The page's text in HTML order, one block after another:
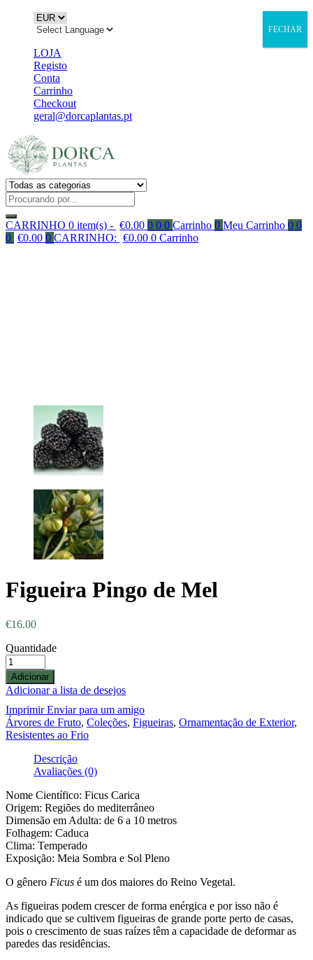
LOJA
Registo
Conta
Carrinho
Checkout
geral@dorcaplantas.pt
CARRINHO 0 item(s) - €0.00 0 0 0 Carrinho 0 Meu Carrinho 0 0
0 €0.00 0 CARRINHO: €0.00 0 Carrinho
Figueira Pingo de Mel
€16.00
Quantidade
Adicionar
Adicionar a lista de desejos
ImprimirEnviar para um amigo
Árvores de Fruto, Coleções, Figueiras, Ornamentação de Exterior,
Resistentes ao Frio
Descrição
Avaliações (0)
Nome Científico: Ficus Carica
Origem: Regiões do mediterrâneo
Dimensão em Adulta: de 6 a 10 metros
Folhagem: Caduca
Clima: Temperado
Exposição: Meia Sombra e Sol Pleno
O gênero Ficus é um dos maiores do Reino Vegetal.
As figueiras podem crescer de forma enérgica e por isso não é
indicado que se cultivem figueiras de grande porte perto de casas,
pois o crescimento de suas raízes têm a capacidade de deformar as
paredes das residências.
FECHAR